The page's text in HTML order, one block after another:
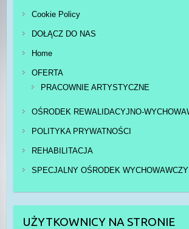
Cookie Policy
DOŁĄCZ DO NAS
Home
OFERTA
PRACOWNIE ARTYSTYCZNE
OŚRODEK REWALIDACYJNO-
POLITYKA PRYWATNOŚCI
REHABILITACJA
SPECJALNY OŚRODEK WYCHOWAWCZY
UŻYTKOWNICY NA STRONIE